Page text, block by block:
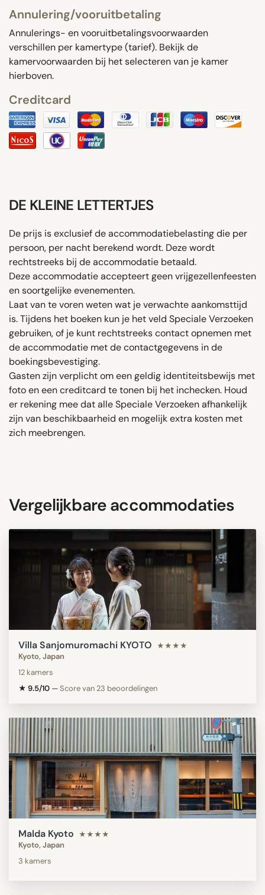
Annulering/vooruitbetaling
Annulerings- en vooruitbetalingsvoorwaarden
verschillen per kamertype (tarief). Bekijk de
kamervoorwaarden bij het selecteren van je kamer
hierboven.
Creditcard
DE KLEINE LETTERTJES
De prijs is exclusief de accommodatiebelasting die per
persoon, per nacht berekend wordt. Deze wordt
rechtstreeks bij de accommodatie betaald.
Deze accommodatie accepteert geen vrijgezellenfeesten
en soortgelijke evenementen.
Laat van te voren weten wat je verwachte aankomsttijd
is. Tijdens het boeken kun je het veld Speciale Verzoeken
gebruiken, of je kunt rechtstreeks contact opnemen met
de accommodatie met de contactgegevens in de
boekingsbevestiging.
Gasten zijn verplicht om een ​​geldig identiteitsbewijs met
foto en een creditcard te tonen bij het inchecken. Houd
er rekening mee dat alle Speciale Verzoeken afhankelijk
zijn van beschikbaarheid en mogelijk extra kosten met
zich meebrengen.
Vergelijkbare accommodaties
Villa Sanjomuromachi KYOTO ★★★★
Kyoto, Japan
12 kamers
★ 9.5/10 —Score van 23 beoordelingen
Malda Kyoto ★★★★
Kyoto, Japan
3 kamers